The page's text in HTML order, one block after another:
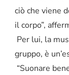
ciò che viene
il corpo”,
Per lui, la
gruppo, è
“Suonare